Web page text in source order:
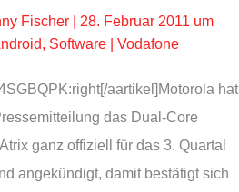
Fischer
28. Februar 2011 um
, Software Vodafone
aartikel]Motorola hat
das Dual-Core
ganz offiziell für das 3. Quartal
angekündigt, damit bestätigt sich